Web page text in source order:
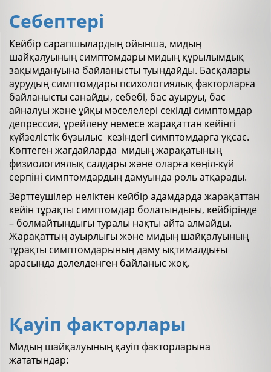
Себептері
Кейбір сарапшылардың ойынша, мидың
шайқалуының симптомдары мидың құрылымдық
зақымдануына байланысты туындайды. Басқалары
аурудың симптомдары психологиялық факторларға
байланысты санайды, себебі, бас ауыруы, бас
айналуы және ұйқы мәселелері секілді симптомдар
депрессия, үрейлену немесе жарақаттан кейінгі
күйзелістік бұзылыс кезіндегі симптомдарға ұқсас.
Көптеген жағдайларда мидың жарақатының
физиологиялық салдары және оларға көңіл-күй
серпіні симптомдардың дамуында роль атқарады.
Зерттеушілер неліктен кейбір адамдарда жарақаттан
кейін тұрақты симптомдар болатындығы, кейбірінде
– болмайтындығы туралы нақты айта алмайды.
Жарақаттың ауырлығы және мидың шайқалуының
тұрақты симптомдарының даму ықтималдығы
арасында дәлелденген байланыс жоқ.
Қауіп факторлары
Мидың шайқалуының қауіп факторларына
жататындар: